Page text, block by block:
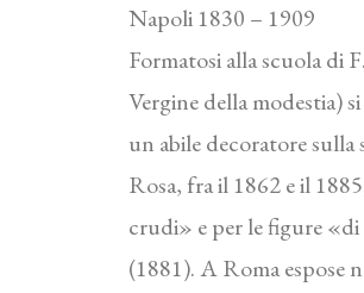
Napoli 1830 – 1909
Formatosi alla scuola di
Vergine della modestia)
un abile decoratore sulla
Rosa, fra il 1862 e il
crudi» e per le figure «di
(1881). A Roma espose